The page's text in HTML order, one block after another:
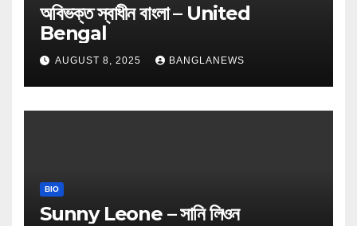
অবিভক্ত স্বাধীন বাংলা – United
Bengal
AUGUST 8, 2025 BANGLANEWS
BIO
Sunny Leone – সানি লিওন